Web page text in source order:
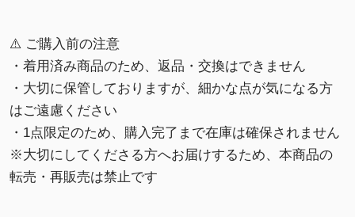
⚠️ ご購入前の注意
・着用済み商品のため、返品・交換はできません
・大切に保管しておりますが、細かな点が気になる方
はご遠慮ください
・1点限定のため、購入完了まで在庫は確保されません
※大切にしてくださる方へお届けするため、本商品の
転売・再販売は禁止です